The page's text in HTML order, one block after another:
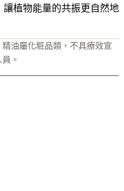
植物能量的共振更自然地
油屬化粧品類，不具療效宣
。